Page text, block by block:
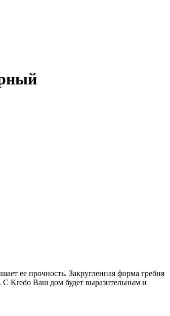
ее прочность. Закругленная форма гребня
С Kredo Ваш дом будет выразительным и